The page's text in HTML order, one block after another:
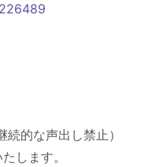
的な声出し禁止）
します。